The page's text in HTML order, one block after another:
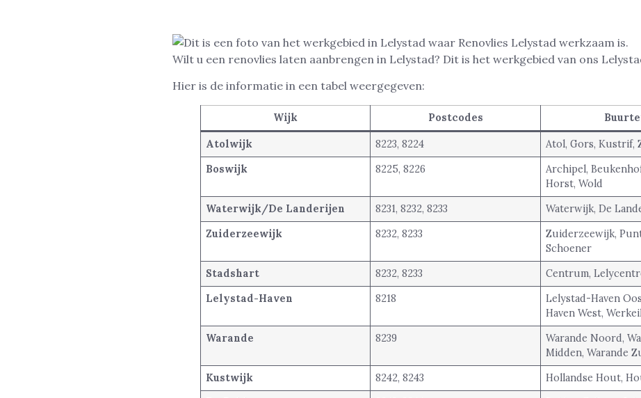
Wilt u een renovlies laten aanbrengen in Lelystad? Dit is het werkgebied van ons
Hier is de informatie in een tabel weergegeven:
Wijk Postcodes
Atolwijk 8223, 8224
Atol, Gors, Kustrif,
Boswijk
8225, 8226
Archipel,
Horst, Wold
Waterwijk/De Landerijen
8231, 8232, 8233
Waterwijk, De
Zuiderzeewijk
8232, 8233
Zuiderzeewijk,
Schoener
Stadshart
8232, 8233
Centrum,
Lelystad-Haven
8218
Lelystad-Haven
Haven West,
Warande
8239
Warande Noord,
Midden, Warande
Kustwijk
8242, 8243
Hollandse Hout,